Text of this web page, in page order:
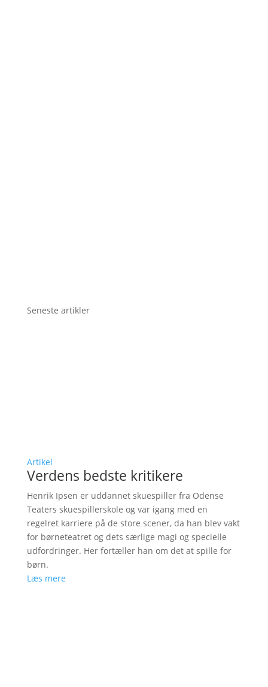
Seneste artikler
Artikel
Verdens bedste kritikere
Henrik Ipsen er uddannet skuespiller fra Odense
Teaters skuespillerskole og var igang med en
regelret karriere på de store scener, da han blev vakt
for børneteatret og dets særlige magi og specielle
udfordringer. Her fortæller han om det at spille for
børn.
Læs mere